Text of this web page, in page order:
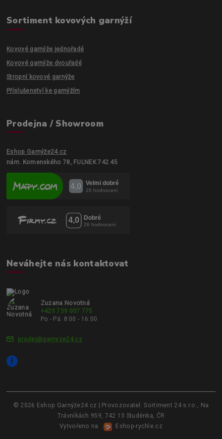
Sortiment kovových garnýží
Kovové garnýže jednořadé
Kovové garnýže dvouřadé
Stropní kovové garnýže
Příslušenství ke garnýžím
Prodejna / Showroom
Eshop Garnýže24.cz
nám. Komenského 78, FULNEK 742 45
Neváhejte nás kontaktovat
Zuzana Novotná
+420 739 007 775
Po - Pá: 8:00 - 16:00
prodej@garnyze24.cz
© 2026 Eshop Garnýže24.cz | Provozovatel: Sortiment 24 s.r.o., Na
Trávníkách 959, 742 13 Studénka, ČR
Vytvořeno na
Eshop-rychle.cz